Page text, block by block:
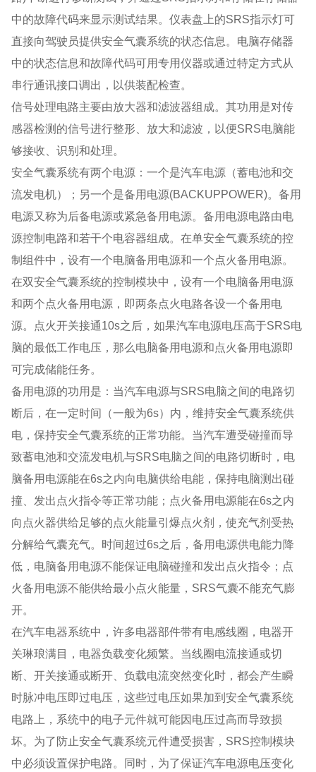
中的故障代码来显示测试结果。仪表盘上的SRS指示灯可
直接向驾驶员提供安全气囊系统的状态信息。电脑存储器
中的状态信息和故障代码可用专用仪器或通过特定方式从
串行通讯接口调出，以供装配检查。
信号处理电路主要由放大器和滤波器组成。其功用是对传
感器检测的信号进行整形、放大和滤波，以便SRS电脑能
够接收、识别和处理。
安全气囊系统有两个电源：一个是汽车电源（蓄电池和交
流发电机）；另一个是备用电源(BACKUPPOWER)。备用
电源又称为后备电源或紧急备用电源。备用电源电路由电
源控制电路和若干个电容器组成。在单安全气囊系统的控
制组件中，设有一个电脑备用电源和一个点火备用电源。
在双安全气囊系统的控制模块中，设有一个电脑备用电源
和两个点火备用电源，即两条点火电路各设一个备用电
源。点火开关接通10s之后，如果汽车电源电压高于SRS电
脑的最低工作电压，那么电脑备用电源和点火备用电源即
可完成储能任务。
备用电源的功用是：当汽车电源与SRS电脑之间的电路切
断后，在一定时间（一般为6s）内，维持安全气囊系统供
电，保持安全气囊系统的正常功能。当汽车遭受碰撞而导
致蓄电池和交流发电机与SRS电脑之间的电路切断时，电
脑备用电源能在6s之内向电脑供给电能，保持电脑测出碰
撞、发出点火指令等正常功能；点火备用电源能在6s之内
向点火器供给足够的点火能量引爆点火剂，使充气剂受热
分解给气囊充气。时间超过6s之后，备用电源供电能力降
低，电脑备用电源不能保证电脑碰撞和发出点火指令；点
火备用电源不能供给最小点火能量，SRS气囊不能充气膨
开。
在汽车电器系统中，许多电器部件带有电感线圈，电器开
关琳琅满目，电器负载变化频繁。当线圈电流接通或切
断、开关接通或断开、负载电流突然变化时，都会产生瞬
时脉冲电压即过电压，这些过电压如果加到安全气囊系统
电路上，系统中的电子元件就可能因电压过高而导致损
坏。为了防止安全气囊系统元件遭受损害，SRS控制模块
中必须设置保护电路。同时，为了保证汽车电源电压变化